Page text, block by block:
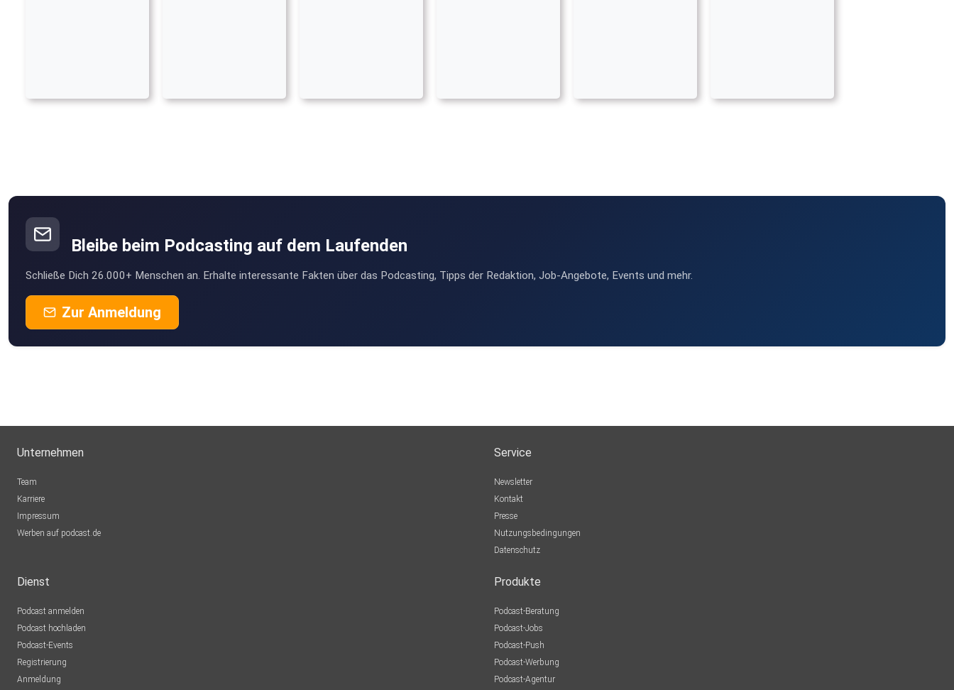
Bleibe beim Podcasting auf dem Laufenden
Schließe Dich 26.000+ Menschen an. Erhalte interessante Fakten über das Podcasting, Tipps der Redaktion, Job-Angebote, Events und mehr.
Zur Anmeldung
Unternehmen
Team
Karriere
Impressum
Werben auf podcast.de
Service
Newsletter
Kontakt
Presse
Nutzungsbedingungen
Datenschutz
Dienst
Podcast anmelden
Podcast hochladen
Podcast-Events
Registrierung
Anmeldung
Produkte
Podcast-Beratung
Podcast-Jobs
Podcast-Push
Podcast-Werbung
Podcast-Agentur